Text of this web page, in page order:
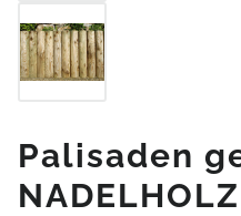
Palisaden